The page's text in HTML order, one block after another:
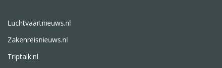
Luchtvaartnieuws.nl
Zakenreisnieuws.nl
Triptalk.nl